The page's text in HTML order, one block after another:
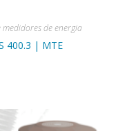
de energia
400.3 | MTE